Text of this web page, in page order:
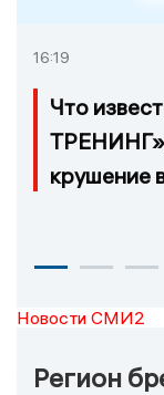
16:19
Что
крушение
Новости СМИ2
Регион